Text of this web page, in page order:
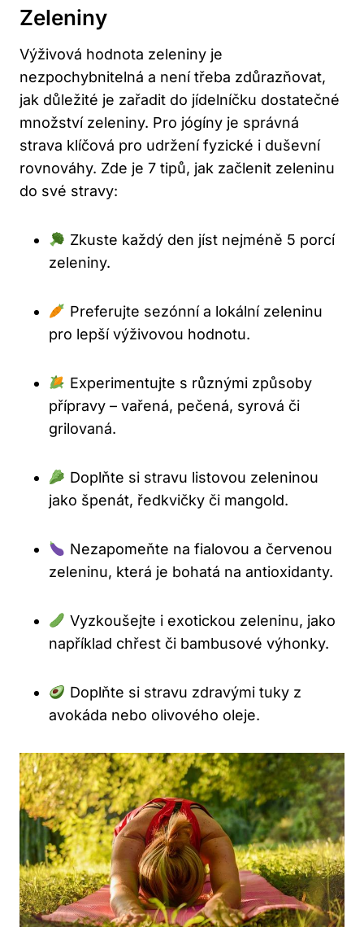
Zeleniny
Výživová hodnota zeleniny je
nezpochybnitelná a není třeba zdůrazňovat,
jak důležité je zařadit do jídelníčku dostatečné
množství zeleniny. Pro jógíny je správná
strava klíčová pro udržení fyzické i duševní
rovnováhy. Zde je 7 tipů, jak začlenit zeleninu
do své stravy:
Zkuste každý den jíst nejméně 5 porcí
zeleniny.
Preferujte sezónní a lokální zeleninu
pro lepší výživovou hodnotu.
Experimentujte s různými způsoby
přípravy – vařená, pečená, syrová či
grilovaná.
Doplňte si stravu listovou zeleninou
jako špenát, ředkvičky či mangold.
Nezapomeňte na fialovou a červenou
zeleninu, která je bohatá na antioxidanty.
Vyzkoušejte i exotickou zeleninu, jako
například chřest či bambusové výhonky.
Doplňte si stravu zdravými tuky z
avokáda nebo olivového oleje.